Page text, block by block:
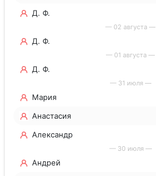
Д. Ф.
— 02 августа —
Д. Ф.
— 01 августа —
Д. Ф.
— 31 июля —
Мария
Анастасия
Александр
— 30 июля —
Андрей